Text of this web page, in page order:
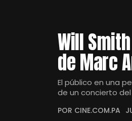
Will
de Marc
El público en una
de un concierto
POR CINE.COM.PA